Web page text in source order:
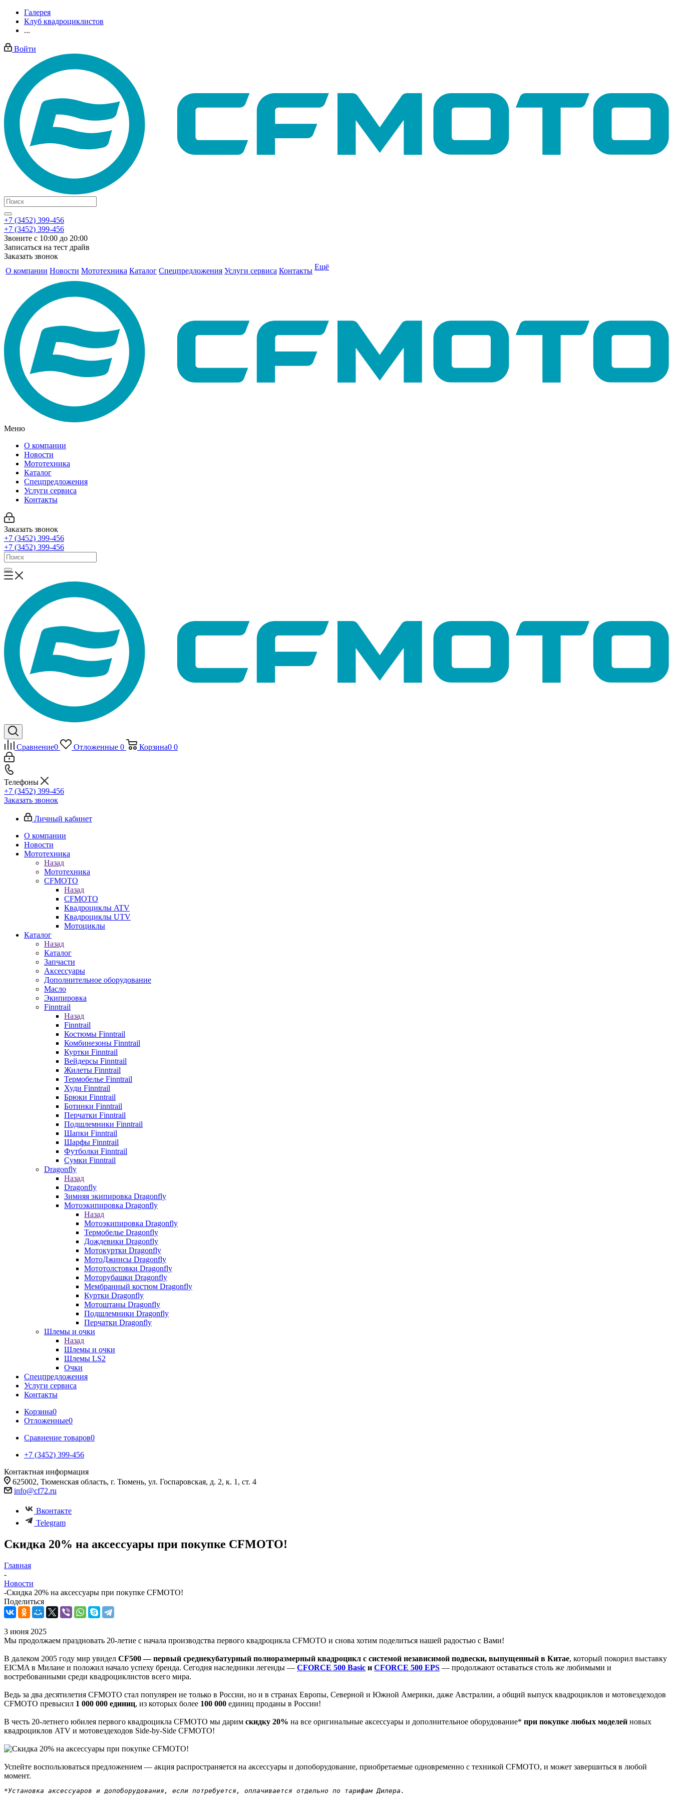
Галерея
Клуб квадроциклистов
...
Войти
+7 (3452) 399-456
+7 (3452) 399-456
Звоните с 10:00 до 20:00
Записаться на тест драйв
Заказать звонок
О компании Новости Мототехника Каталог Спецпредложения Услуги сервиса Контакты Ещё
Меню
О компании
Новости
Мототехника
Каталог
Спецпредложения
Услуги сервиса
Контакты
Заказать звонок
+7 (3452) 399-456
+7 (3452) 399-456
Сравнение0 Отложенные 0 Корзина0 0
Телефоны
+7 (3452) 399-456
Заказать звонок
Личный кабинет
О компании
Новости
Мототехника
Назад
Мототехника
CFMOTO
Назад
CFMOTO
Квадроциклы ATV
Квадроциклы UTV
Мотоциклы
Каталог
Назад
Каталог
Запчасти
Аксессуары
Дополнительное оборудование
Масло
Экипировка
Finntrail
Назад
Finntrail
Костюмы Finntrail
Комбинезоны Finntrail
Куртки Finntrail
Вейдерсы Finntrail
Жилеты Finntrail
Термобелье Finntrail
Худи Finntrail
Брюки Finntrail
Ботинки Finntrail
Перчатки Finntrail
Подшлемники Finntrail
Шапки Finntrail
Шарфы Finntrail
Футболки Finntrail
Сумки Finntrail
Dragonfly
Назад
Dragonfly
Зимняя экипировка Dragonfly
Мотоэкипировка Dragonfly
Назад
Мотоэкипировка Dragonfly
Термобелье Dragonfly
Дождевики Dragonfly
Мотокуртки Dragonfly
МотоДжинсы Dragonfly
Мототолстовки Dragonfly
Моторубашки Dragonfly
Мембранный костюм Dragonfly
Куртки Dragonfly
Мотоштаны Dragonfly
Подшлемники Dragonfly
Перчатки Dragonfly
Шлемы и очки
Назад
Шлемы и очки
Шлемы LS2
Очки
Спецпредложения
Услуги сервиса
Контакты
Корзина0
Отложенные0
Сравнение товаров0
+7 (3452) 399-456
Контактная информация
625002, Тюменская область, г. Тюмень, ул. Госпаровская, д. 2, к. 1, ст. 4
info@cf72.ru
Вконтакте
Telegram
Скидка 20% на аксессуары при покупке CFMOTO!
Главная
-
Новости
-Скидка 20% на аксессуары при покупке CFMOTO!
Поделиться
3 июня 2025
Мы продолжаем праздновать 20-летие с начала производства первого квадроцикла CFMOTO и снова хотим поделиться нашей радостью с Вами!
В далеком 2005 году мир увидел CF500 — первый среднекубатурный полноразмерный квадроцикл с системой независимой подвески, выпущенный в Китае, который покорил выставку
EICMA в Милане и положил начало успеху бренда. Сегодня наследники легенды — CFORCE 500 Basic и CFORCE 500 EPS — продолжают оставаться столь же любимыми и
востребованными среди квадроциклистов всего мира.
Ведь за два десятилетия CFMOTO стал популярен не только в России, но и в странах Европы, Северной и Южной Америки, даже Австралии, а общий выпуск квадроциклов и мотовездеходов
CFMOTO превысил 1 000 000 единиц, из которых более 100 000 единиц проданы в России!
В честь 20-летнего юбилея первого квадроцикла CFMOTO мы дарим скидку 20% на все оригинальные аксессуары и дополнительное оборудование* при покупке любых моделей новых
квадроциклов ATV и мотовездеходов Side-by-Side CFMOTO!
Успейте воспользоваться предложением — акция распространяется на аксессуары и допоборудование, приобретаемые одновременно с техникой CFMOTO, и может завершиться в любой
момент.
*Установка аксессуаров и допоборудования, если потребуется, оплачивается отдельно по тарифам Дилера.